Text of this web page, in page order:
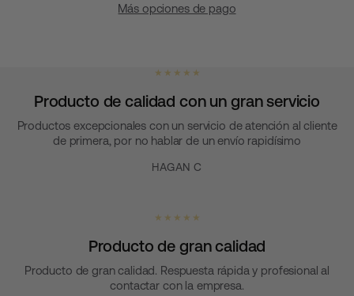
Más opciones de pago
★ ★ ★ ★ ★
Producto de calidad con un gran servicio
Productos excepcionales con un servicio de atención al cliente
de primera, por no hablar de un envío rapidísimo
HAGAN C
★ ★ ★ ★ ★
Producto de gran calidad
Producto de gran calidad. Respuesta rápida y profesional al
contactar con la empresa.